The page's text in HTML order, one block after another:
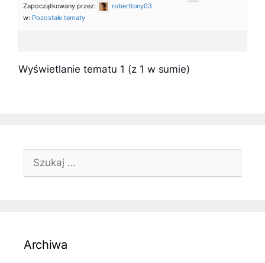
Zapoczątkowany przez:
roberttony03
w: Pozostałe tematy
Wyświetlanie tematu 1 (z 1 w sumie)
Szukaj:
Archiwa